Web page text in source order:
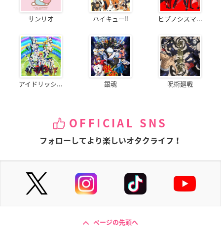
サンリオ ハイキュー!! ヒプノシスマ...
アイドリッシ... 銀魂 呪術廻戦
OFFICIAL SNS
フォローしてより楽しいオタクライフ！
ページの先頭へ